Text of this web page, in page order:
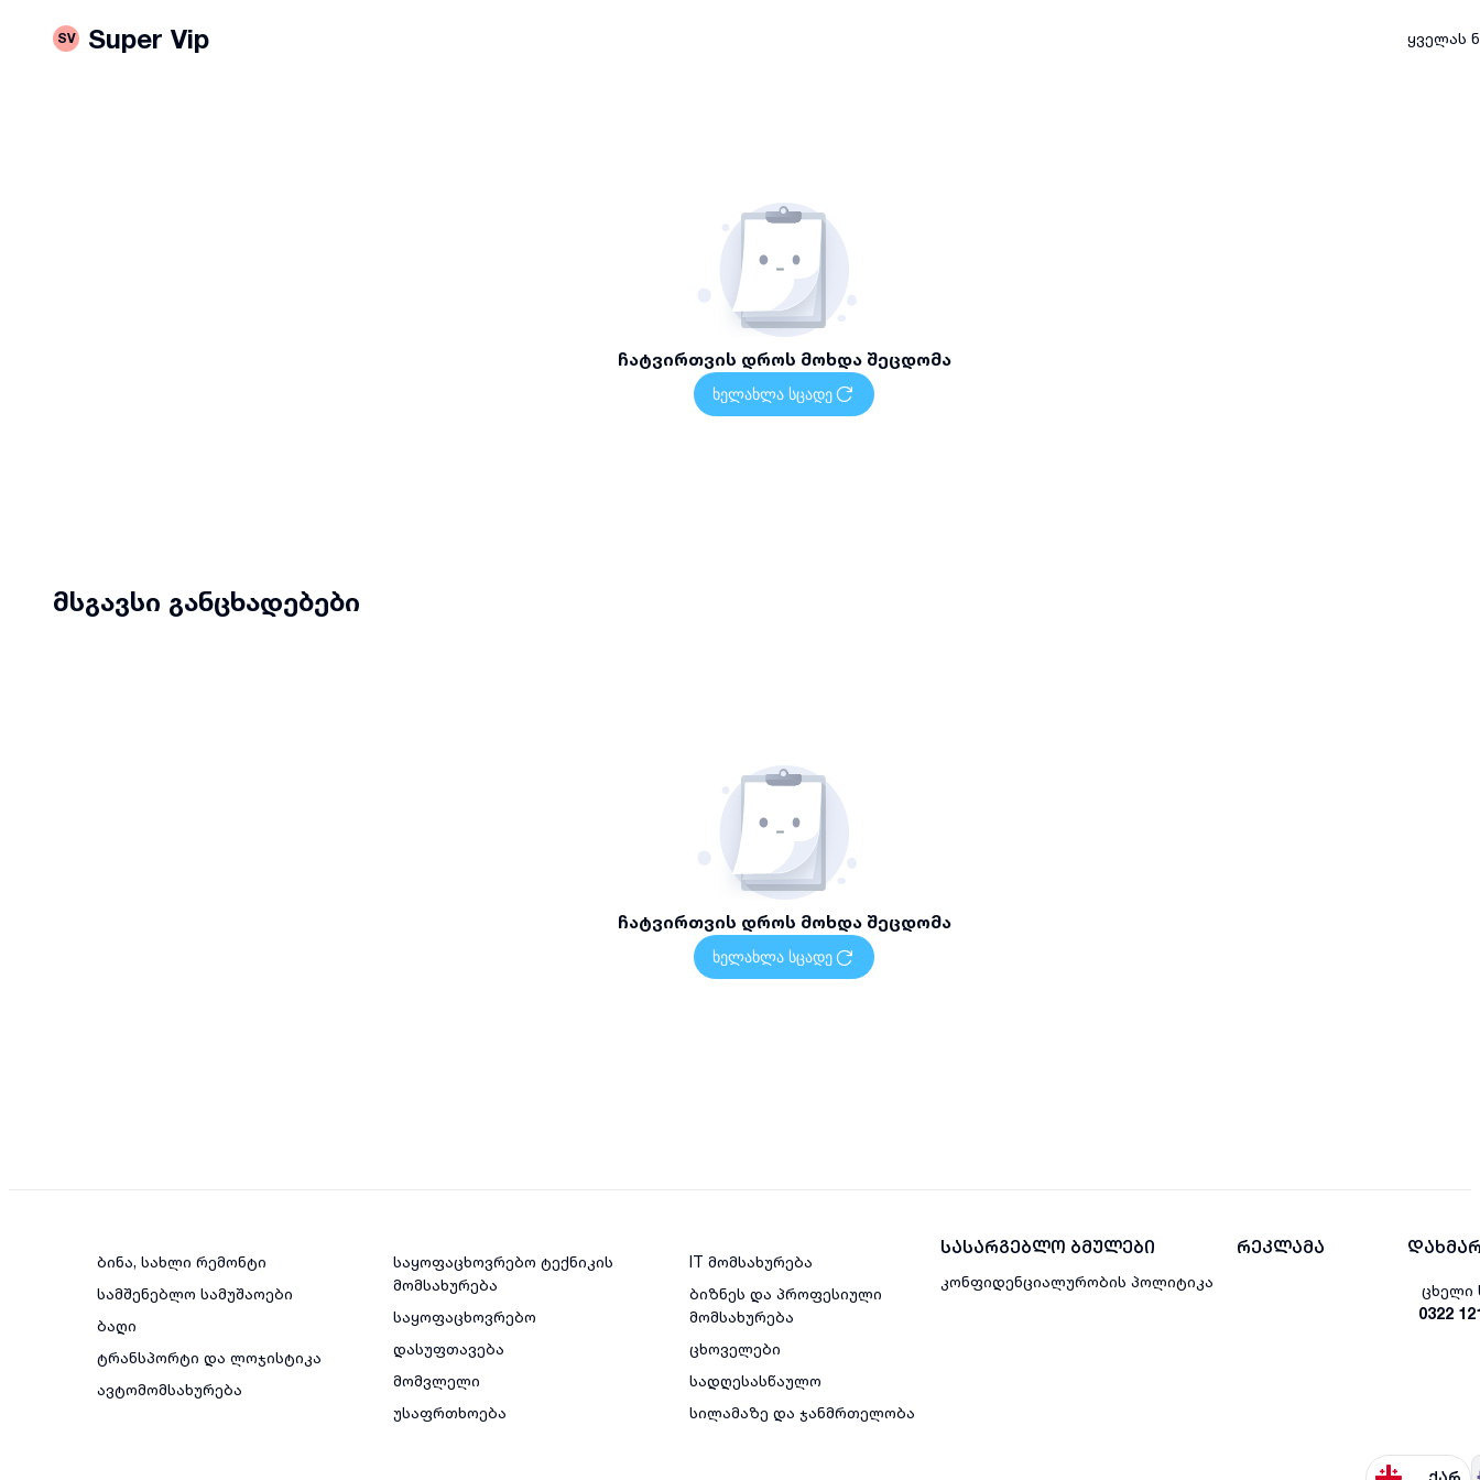
SV Super Vip ყველას
ჩატვირთვის დროს მოხდა შეცდომა
ხელახლა სცადე
მსგავსი განცხადებები
ჩატვირთვის დროს მოხდა შეცდომა
ხელახლა სცადე
ბინა, სახლი რემონტი
სამშენებლო სამუშაოები
ბაღი
ტრანსპორტი და ლოჯისტიკა
ავტომომსახურება
საყოფაცხოვრებო ტექნიკის
მომსახურება
საყოფაცხოვრებო
დასუფთავება
მომვლელი
უსაფრთხოება
IT მომსახურება
ბიზნეს და პროფესიული
მომსახურება
ცხოველები
სადღესასწაულო
სილამაზე და ჯანმრთელობა
რეკლამა
სასარგებლო ბმულები
კონფიდენციალურობის პოლიტიკა
ცხელი
0322